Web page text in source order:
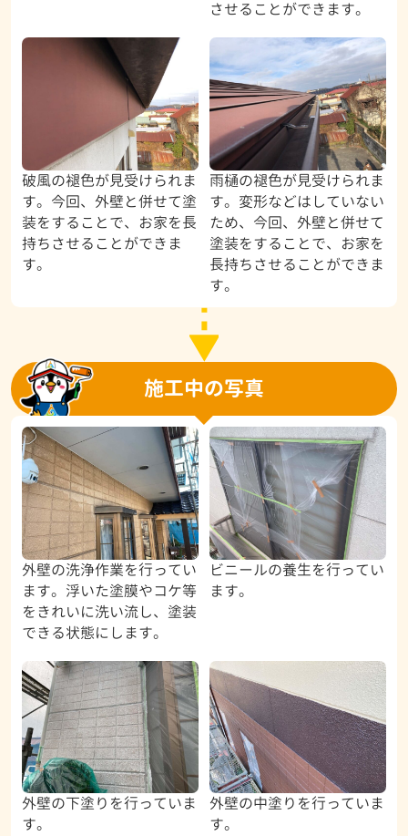
させることができます。
破風の褪色が見受けられま
す。今回、外壁と併せて塗
装をすることで、お家を長
持ちさせることができま
す。
雨樋の褪色が見受けられま
す。変形などはしていない
ため、今回、外壁と併せて
塗装をすることで、お家を
長持ちさせることができま
す。
施工中の写真
外壁の洗浄作業を行ってい
ます。浮いた塗膜やコケ等
をきれいに洗い流し、塗装
できる状態にします。
ビニールの養生を行ってい
ます。
外壁の下塗りを行っていま
す。
外壁の中塗りを行っていま
す。